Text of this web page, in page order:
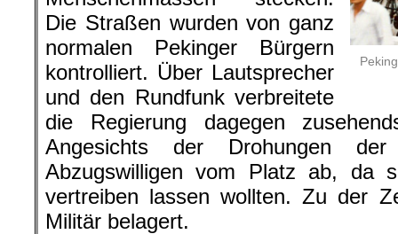
Die Straßen wurden von ganz
normalen Pekinger Bürgern
kontrolliert. Über Lautsprecher
und den Rundfunk verbreitete
die Regierung dagegen
Angesichts der Drohungen
Abzugswilligen vom Platz ab, da
vertreiben lassen wollten. Zu der
Militär belagert.